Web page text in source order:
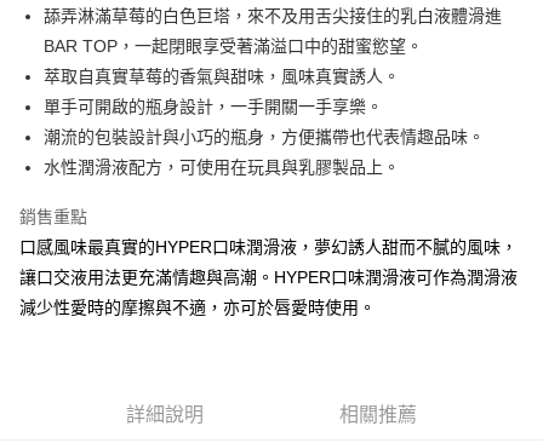
ATM付款
運送方式
全家取貨付款
每筆NT$80，滿NT$850(含以上)免運費
每筆NT$80，滿NT$850(含以上)免運費
宅配
每筆NT$70，滿NT$850(含以上)免運費
舔弄淋滿草莓的白色巨塔，來不及用舌尖接住的乳白液體滑進
BAR TOP，一起閉眼享受著滿溢口中的甜蜜慾望。
萃取自真實草莓的香氣與甜味，風味真實誘人。
單手可開啟的瓶身設計，一手開關一手享樂。
潮流的包裝設計與小巧的瓶身，方便攜帶也代表情趣品味。
水性潤滑液配方，可使用在玩具與乳膠製品上。
銷售重點
口感風味最真實的HYPER口味潤滑液，夢幻誘人甜而不膩的風味，
讓口交液用法更充滿情趣與高潮。HYPER口味潤滑液可作為潤滑液
減少性愛時的摩擦與不適，亦可於唇愛時使用。
詳細說明 相關推薦